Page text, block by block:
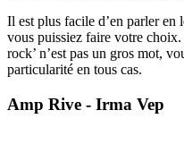
Il est plus facile d’en parler en
vous puissiez faire votre
rock’ n’est pas un gros mot,
particularité en tous cas.
Amp Rive - Irma Vep